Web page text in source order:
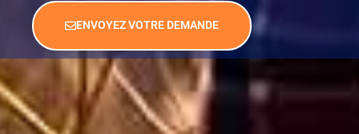
ENVOYEZ VOTRE DEMANDE
Alternative: